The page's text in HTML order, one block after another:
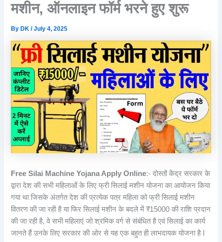
मशीन, ऑनलाइन फॉर्म भरने हुए शुरू
By DK/July 4, 2025
Free Silai Machine Yojana Apply Online:- दोस्तों केंद्र सरकार के
द्वारा देश की सभी महिलाओं के लिए फ्री सिलाई मशीन योजना का आयोजन किया
गया था जिसके अंतर्गत देश की प्रत्येक पत्र महिला को फ्री सिलाई मशीन
वितरण की जा रही है या फिर सिलाई मशीन के बदले में ₹15000 की राशि प्रदान
की जा रही है, वे सभी महिलाएं जो श्रमिक वर्ग से संबंधित है एवं सिलाई का कार्य
जानते हैं उनके लिए सरकार की ओर से यह एक बहुत ही लाभदायक योजना है I